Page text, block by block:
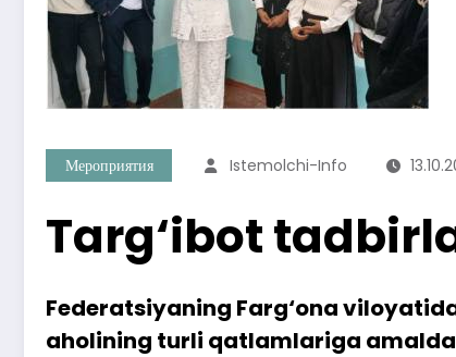
Мероприятия Istemolchi-Info
Targ‘ibot
Federatsiyaning Farg‘ona
aholining turli qatlamlariga